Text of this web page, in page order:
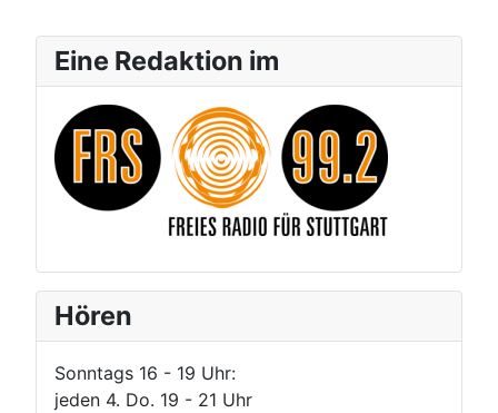
Eine Redaktion im
Hören
Sonntags 16 - 19 Uhr:
jeden 4. Do. 19 - 21 Uhr